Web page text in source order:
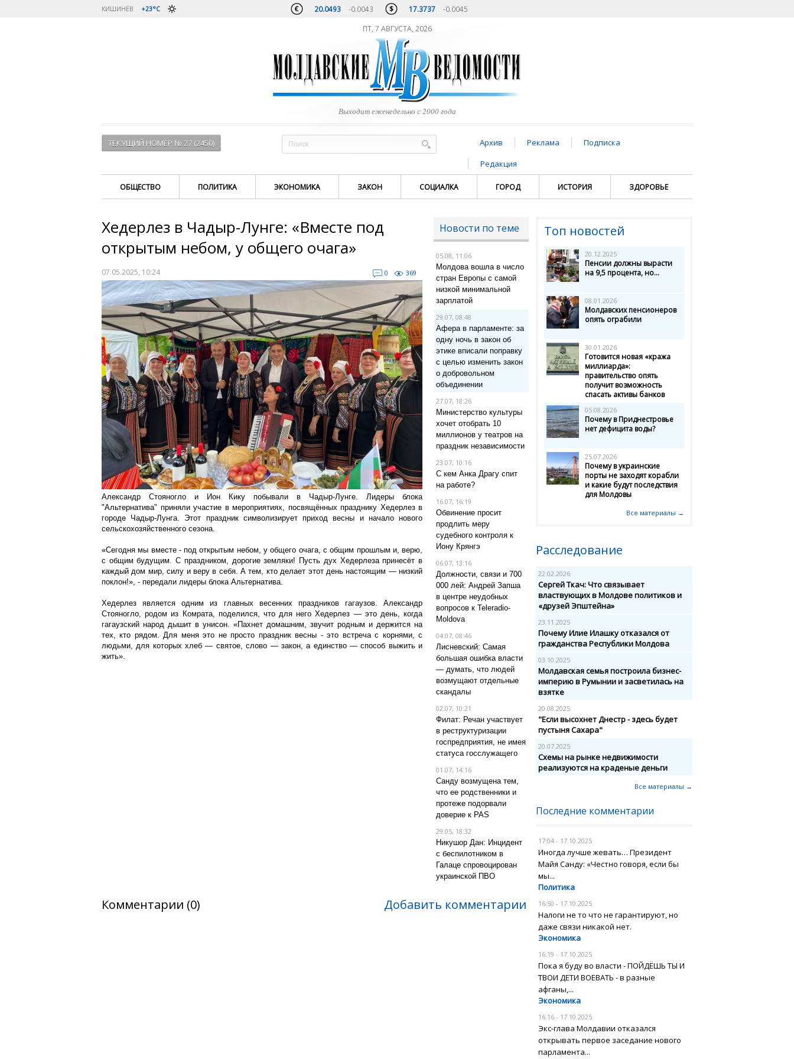
КИШИНЁВ +23°C 20.0493 -0.0043 17.3737 -0.0045
ПТ, 7 АВГУСТА, 2026
Выходит еженедельно с 2000 года
ТЕКУЩИЙ НОМЕР № 27 (2450) Архив Реклама
Подписка
Редакция
ОБЩЕСТВО ПОЛИТИКА ЭКОНОМИКА ЗАКОН СОЦИАЛКА ГОРОД ИСТОРИЯ ЗДОРОВЬЕ
Хедерлез в Чадыр-Лунге: «Вместе под
открытым небом, у общего очага»
07.05.2025, 10:24 0 369
Александр Стояногло и Ион Кику побывали в Чадыр-Лунге. Лидеры блока
"Альтернатива" приняли участие в мероприятиях, посвящённых празднику Хедерлез в
городе Чадыр-Лунга. Этот праздник символизирует приход весны и начало нового
сельскохозяйственного сезона.
«Сегодня мы вместе - под открытым небом, у общего очага, с общим прошлым и, верю,
с общим будущим. С праздником, дорогие земляки! Пусть дух Хедерлеза принесёт в
каждый дом мир, силу и веру в себя. А тем, кто делает этот день настоящим — низкий
поклон!», - передали лидеры блока Альтернатива.
Хедерлез является одним из главных весенних праздников гагаузов. Александр
Стояногло, родом из Комрата, поделился, что для него Хедерлез — это день, когда
гагаузский народ дышит в унисон. «Пахнет домашним, звучит родным и держится на
тех, кто рядом. Для меня это не просто праздник весны - это встреча с корнями, с
людьми, для которых хлеб — святое, слово — закон, а единство — способ выжить и
жить».
Новости по теме
05.08, 11:06
Молдова вошла в число
стран Европы с самой
низкой минимальной
зарплатой
29.07, 08:48
Афера в парламенте: за
одну ночь в закон об
этике вписали поправку
с целью изменить закон
о добровольном
объединении
27.07, 18:26
Министерство культуры
хочет отобрать 10
миллионов у театров на
праздник независимости
23.07, 10:16
С кем Анка Драгу спит
на работе?
16.07, 16:19
Обвинение просит
продлить меру
судебного контроля к
Иону Крянгэ
06.07, 13:16
Должности, связи и 700
000 лей: Андрей Запша
в центре неудобных
вопросов к Teleradio-
Moldova
04.07, 08:46
Лисневский: Самая
большая ошибка власти
— думать, что людей
возмущают отдельные
скандалы
02.07, 10:21
Филат: Речан участвует
в реструктуризации
госпредприятия, не имея
статуса госслужащего
01.07, 14:16
Санду возмущена тем,
что ее родственники и
протеже подорвали
доверие к PAS
29.05, 18:32
Никушор Дан: Инцидент
с беспилотником в
Галаце спровоцирован
украинской ПВО
Комментарии (0) Добавить комментарии
Топ новостей
20.12.2025
Пенсии должны вырасти
на 9,5 процента, но...
08.01.2026
Молдавских пенсионеров
опять ограбили
30.01.2026
Готовится новая «кража
миллиарда»:
правительство опять
получит возможность
спасать активы банков
05.08.2026
Почему в Приднестровье
нет дефицита воды?
25.07.2026
Почему в украинские
порты не заходят корабли
и какие будут последствия
для Молдовы
Все материалы →
Расследование
22.02.2026
Сергей Ткач: Что связывает
властвующих в Молдове политиков и
«друзей Эпштейна»
23.11.2025
Почему Илие Илашку отказался от
гражданства Республики Молдова
03.10.2025
Молдавская семья построила бизнес-
империю в Румынии и засветилась на
взятке
20.08.2025
"Если высохнет Днестр - здесь будет
пустыня Сахара"
20.07.2025
Схемы на рынке недвижимости
реализуются на краденые деньги
Все материалы →
Последние комментарии
17:04 - 17.10.2025
Иногда лучше жевать… Президент
Майя Санду: «Честно говоря, если бы
мы...
Политика
16:50 - 17.10.2025
Налоги не то что не гарантируют, но
даже связи никакой нет.
Экономика
16:19 - 17.10.2025
Пока я буду во власти - ПОЙДЁШЬ ТЫ И
ТВОИ ДЕТИ ВОЕВАТЬ - в разные
афганы,...
Экономика
16:16 - 17.10.2025
Экс-глава Молдавии отказался
открывать первое заседание нового
парламента...